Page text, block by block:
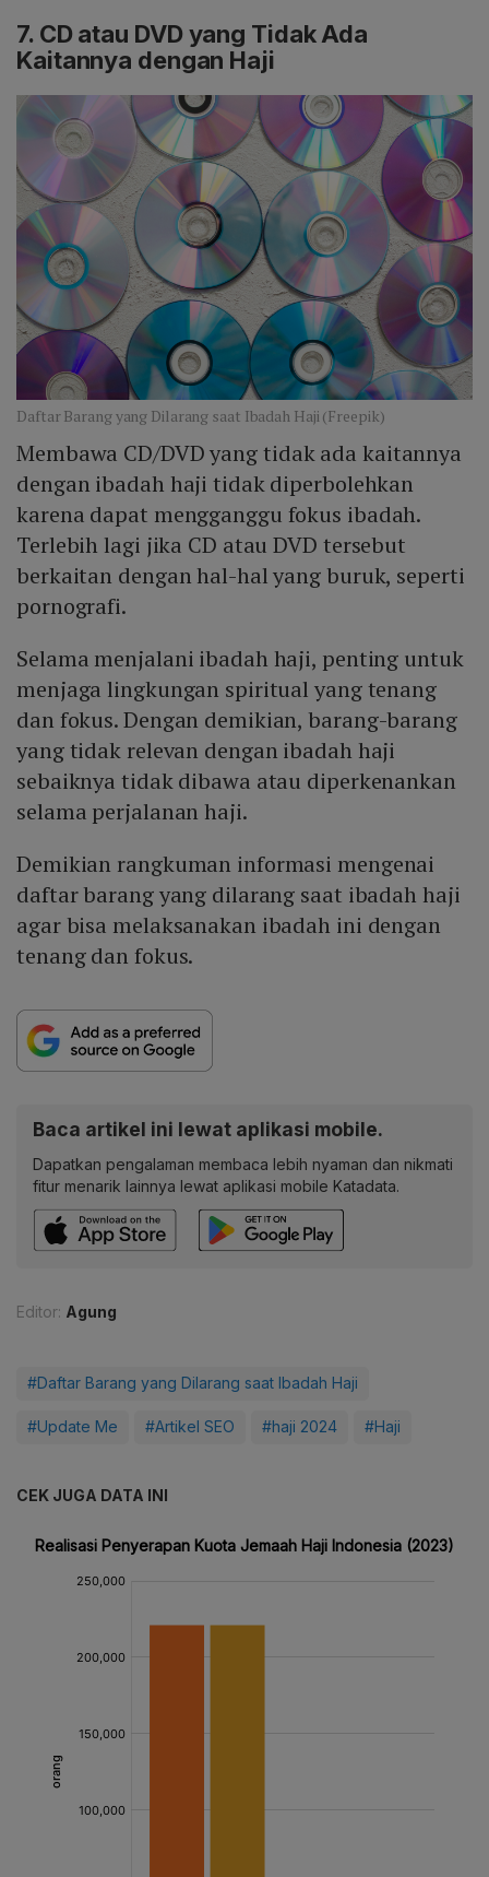
7. CD atau DVD yang Tidak Ada
Kaitannya dengan Haji
Daftar Barang yang Dilarang saat Ibadah Haji (Freepik)
Membawa CD/DVD yang tidak ada kaitannya
dengan ibadah haji tidak diperbolehkan
karena dapat mengganggu fokus ibadah.
Terlebih lagi jika CD atau DVD tersebut
berkaitan dengan hal-hal yang buruk, seperti
pornografi.
Selama menjalani ibadah haji, penting untuk
menjaga lingkungan spiritual yang tenang
dan fokus. Dengan demikian, barang-barang
yang tidak relevan dengan ibadah haji
sebaiknya tidak dibawa atau diperkenankan
selama perjalanan haji.
Demikian rangkuman informasi mengenai
daftar barang yang dilarang saat ibadah haji
agar bisa melaksanakan ibadah ini dengan
tenang dan fokus.
Baca artikel ini lewat aplikasi mobile.
Dapatkan pengalaman membaca lebih nyaman dan nikmati
fitur menarik lainnya lewat aplikasi mobile Katadata.
Editor: Agung
#Daftar Barang yang Dilarang saat Ibadah Haji
#Update Me #Artikel SEO #haji 2024 #Haji
CEK JUGA DATA INI